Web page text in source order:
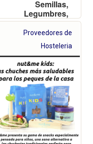
Semillas,
Legumbres,
Especias,
Superalimentos,
Harinas y
Cremas
Proveedores de
Hosteleria